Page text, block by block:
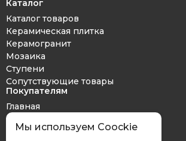
Каталог
Каталог товаров
Керамическая плитка
Керамогранит
Мозаика
Ступени
Сопутствующие товары
Покупателям
Главная
Дизайн проект
Оплата и доставка
Мы используем Coockie